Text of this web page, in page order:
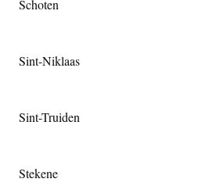
Schoten
Sint-Niklaas
Sint-Truiden
Stekene